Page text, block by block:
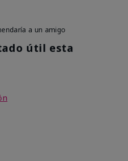
a un amigo
útil esta